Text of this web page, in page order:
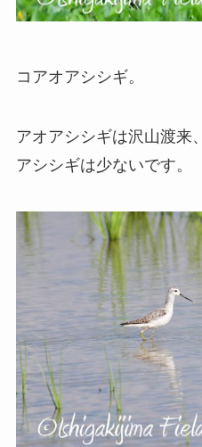
コアオアシシギ。
アオアシシギは沢山渡来
アシシギは少ないです。